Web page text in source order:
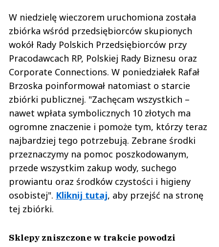
W niedzielę wieczorem uruchomiona została
zbiórka wśród przedsiębiorców skupionych
wokół Rady Polskich Przedsiębiorców przy
Pracodawcach RP, Polskiej Rady Biznesu oraz
Corporate Connections. W poniedziałek Rafał
Brzoska poinformował natomiast o starcie
zbiórki publicznej. "Zachęcam wszystkich –
nawet wpłata symbolicznych 10 złotych ma
ogromne znaczenie i pomoże tym, którzy teraz
najbardziej tego potrzebują. Zebrane środki
przeznaczymy na pomoc poszkodowanym,
przede wszystkim zakup wody, suchego
prowiantu oraz środków czystości i higieny
osobistej". Kliknij tutaj, aby przejść na stronę
tej zbiórki.
Sklepy zniszczone w trakcie powodzi